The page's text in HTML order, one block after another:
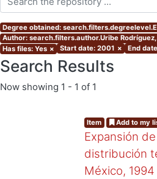
Degree obtained:
Author: search.filters.author.Uribe
Has files: Yes × Start date: 2001 × End
Search Results
Now showing 1 - 1 of 1
Item Add to my
Expansión
distribución
México,